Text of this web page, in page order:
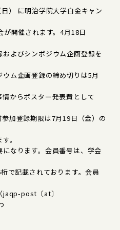
） に明治学院大学白金キャン
開催されます。4月18日
よびシンポジウム企画登録を
ム企画登録の締め切りは5月
からポスター発表費として
加登録期限は7月19日（金）の
。
なります。会員番号は、学会
で記載されております。会員
jaqp-post〔at〕